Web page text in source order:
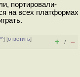
портировали-
на всех платформах
] [ответить]
+ / –